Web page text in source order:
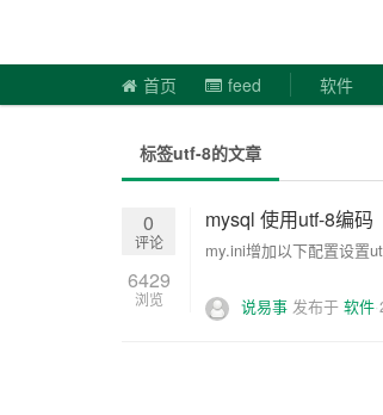
首页 feed 软件
标签utf-8的文章
0
评论
6429
浏览
mysql 使用utf-8编码
my.ini增加以下配置设置
说易事 发布于 软件